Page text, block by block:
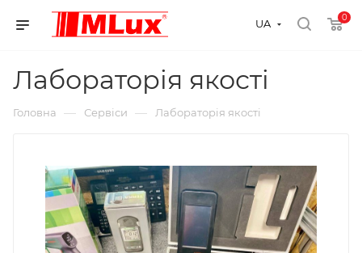
0
UA
Лабораторія якості
Головна — Сервіси — Лабораторія якості